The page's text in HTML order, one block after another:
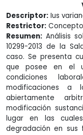
Descriptor: Ius
Restrictor:
Resumen: Análisis
10299-2013 de la
caso. Se presenta
que posee en el
condiciones
modificaciones a
abiertamente
modificación
lugar en las
degradación en sus